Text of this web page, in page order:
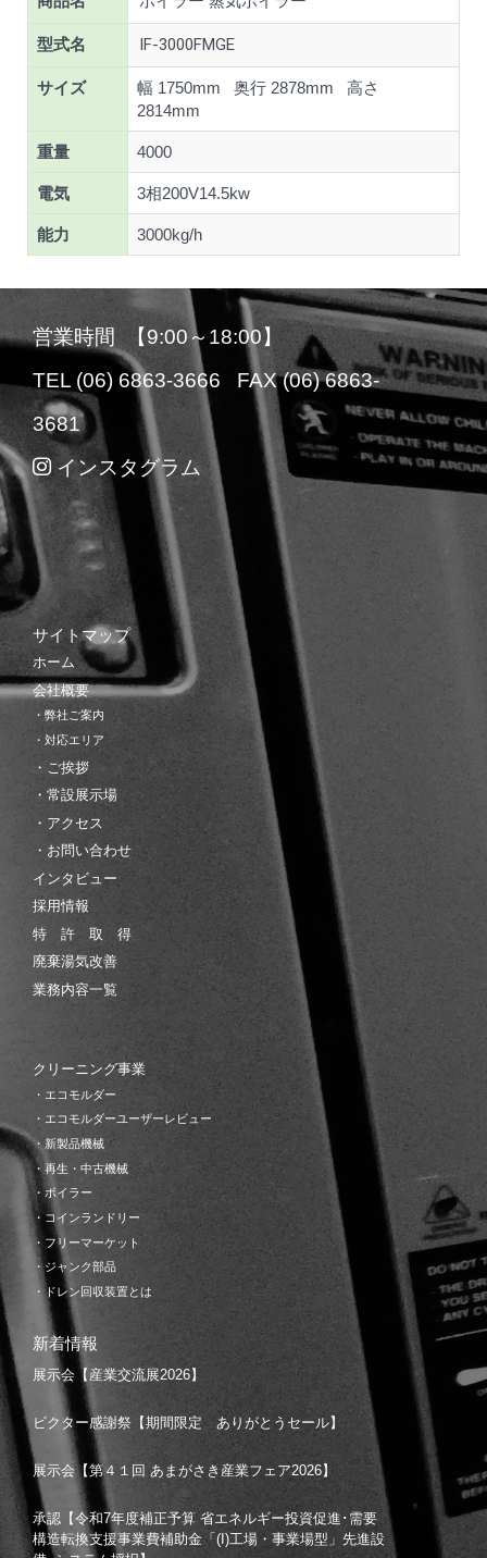
型式名 IF-3000FMGE
サイズ
幅 1750mm 奥行 2878mm 高さ
2814mm
重量 4000
電気 3相200V14.5kw
能力 3000kg/h
営業時間 【9:00～18:00】
TEL (06) 6863-3666 FAX (06) 6863-
3681
インスタグラム
サイトマップ
ホーム
会社概要
・弊社ご案内
・対応エリア
・ご挨拶
・常設展示場
・アクセス
・お問い合わせ
インタビュー
採用情報
特 許 取 得
廃棄湯気改善
業務内容一覧
クリーニング事業
・エコモルダー
・エコモルダーユーザーレビュー
・新製品機械
・再生・中古機械
・ボイラー
・コインランドリー
・フリーマーケット
・ジャンク部品
・ドレン回収装置とは
新着情報
展示会【産業交流展2026】
ビクター感謝祭【期間限定 ありがとうセール】
展示会【第４１回 あまがさき産業フェア2026】
承認【令和7年度補正予算 省エネルギー投資促進･需要
構造転換支援事業費補助金「(I)工場・事業場型」先進設